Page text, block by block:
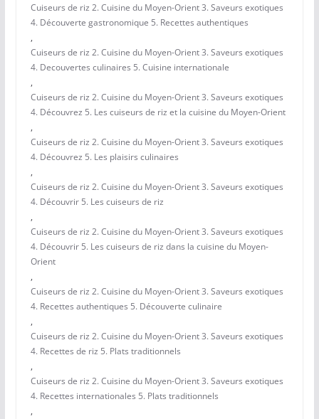
Cuiseurs de riz 2. Cuisine du Moyen-Orient 3. Saveurs exotiques
4. Découverte gastronomique 5. Recettes authentiques
,
Cuiseurs de riz 2. Cuisine du Moyen-Orient 3. Saveurs exotiques
4. Decouvertes culinaires 5. Cuisine internationale
,
Cuiseurs de riz 2. Cuisine du Moyen-Orient 3. Saveurs exotiques
4. Découvrez 5. Les cuiseurs de riz et la cuisine du Moyen-Orient
,
Cuiseurs de riz 2. Cuisine du Moyen-Orient 3. Saveurs exotiques
4. Découvrez 5. Les plaisirs culinaires
,
Cuiseurs de riz 2. Cuisine du Moyen-Orient 3. Saveurs exotiques
4. Découvrir 5. Les cuiseurs de riz
,
Cuiseurs de riz 2. Cuisine du Moyen-Orient 3. Saveurs exotiques
4. Découvrir 5. Les cuiseurs de riz dans la cuisine du Moyen-
Orient
,
Cuiseurs de riz 2. Cuisine du Moyen-Orient 3. Saveurs exotiques
4. Recettes authentiques 5. Découverte culinaire
,
Cuiseurs de riz 2. Cuisine du Moyen-Orient 3. Saveurs exotiques
4. Recettes de riz 5. Plats traditionnels
,
Cuiseurs de riz 2. Cuisine du Moyen-Orient 3. Saveurs exotiques
4. Recettes internationales 5. Plats traditionnels
,